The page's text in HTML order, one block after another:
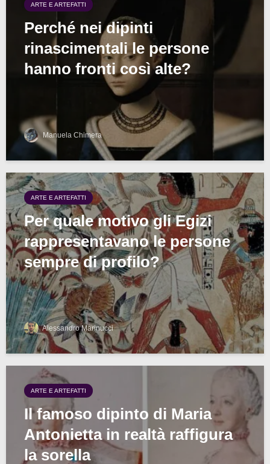
ARTE E ARTEFATTI
Perché nei dipinti
rinascimentali le persone
hanno fronti così alte?
Manuela Chimera
ARTE E ARTEFATTI
Per quale motivo gli Egizi
rappresentavano le persone
sempre di profilo?
Alessandro Marinucci
ARTE E ARTEFATTI
Il famoso dipinto di Maria
Antonietta in realtà raffigura
la sorella